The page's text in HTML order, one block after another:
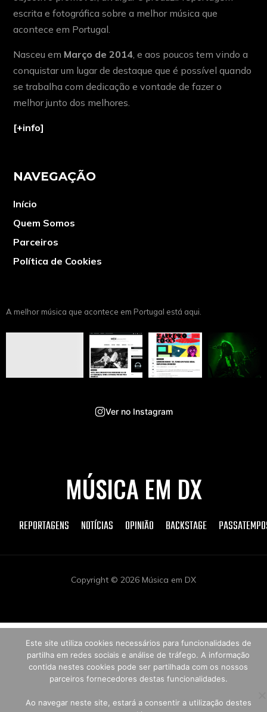
escrita e fotográfica sobre a melhor música que
acontece em Portugal.
Nasceu em Março de 2014, e aos poucos tem vindo a
conquistar um lugar de destaque que é possível quando
se trabalha com dedicação e vontade de fazer o
melhor junto dos melhores.
[+info]
NAVEGAÇÃO
Início
Quem Somos
Parceiros
Política de Cookies
A melhor música que acontece em Portugal está aqui.
Ver no Instagram
MÚSICA EM DX
REPORTAGENS NOTÍCIAS OPINIÃO BACKSTAGE
Copyright © 2026 Música em DX
Este site utiliza cookies necessários para funcionalidades de
partilha em redes sociais e análise de tráfego. A informação
contida nestes cookies pode ser partilhada com os nossos
parceiros fornecedores destas funcionalidades.
Ao navegar neste site, estará a consentir a utilização destes